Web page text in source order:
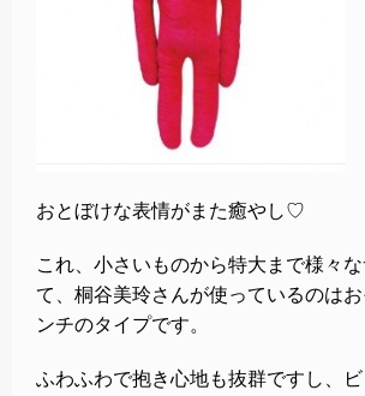
おとぼけな表情がまた癒やし♡
これ、小さいものから特大まで様々
て、桐谷美玲さんが使っているのは
ンチのタイプです。
ふわふわで抱き心地も抜群ですし、